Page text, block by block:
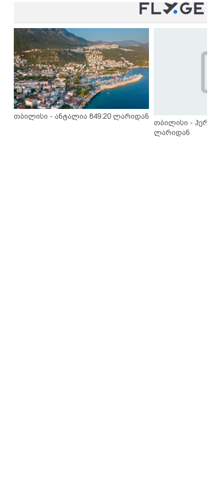
თბილისი - ანტალია 849.20 ლარიდან
თბილისი -
ლარიდან